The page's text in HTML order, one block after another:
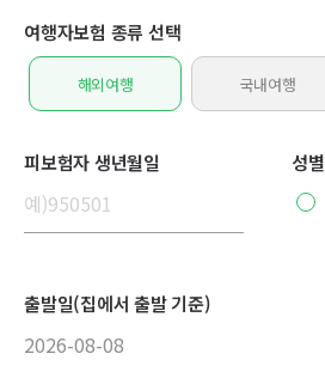
여행자보험 종류 선택
해외여행 국내여행
피보험자 생년월일 성별
출발일(집에서 출발 기준)